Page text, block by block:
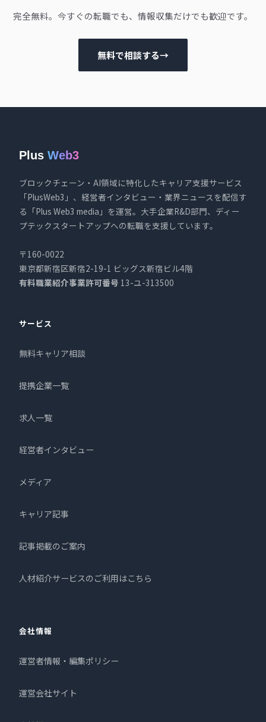
完全無料。今すぐの転職でも、情報収集だけでも歓迎です。
無料で相談する→
Plus Web3
ブロックチェーン・AI領域に特化したキャリア支援サービス
「PlusWeb3」、経営者インタビュー・業界ニュースを配信す
る「Plus Web3 media」を運営。大手企業R&D部門、ディー
プテックスタートアップへの転職を支援しています。
〒160-0022
東京都新宿区新宿2-19-1 ビッグス新宿ビル4階
有料職業紹介事業許可番号 13-ユ-313500
サービス
無料キャリア相談
提携企業一覧
求人一覧
経営者インタビュー
メディア
キャリア記事
記事掲載のご案内
人材紹介サービスのご利用はこちら
会社情報
運営者情報・編集ポリシー
運営会社サイト